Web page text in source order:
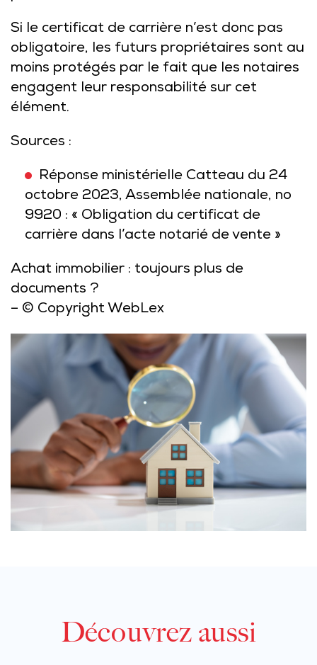
Si le certificat de carrière n’est donc pas
obligatoire, les futurs propriétaires sont au
moins protégés par le fait que les notaires
engagent leur responsabilité sur cet
élément.
Sources :
Réponse ministérielle Catteau du 24
octobre 2023, Assemblée nationale, no
9920 : « Obligation du certificat de
carrière dans l’acte notarié de vente »
Achat immobilier : toujours plus de
documents ?
– © Copyright WebLex
Découvrez aussi